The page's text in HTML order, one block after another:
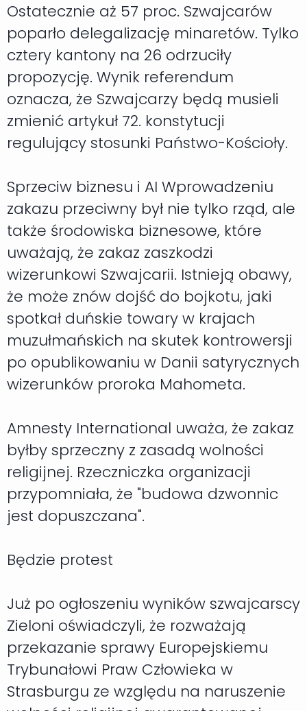
Ostatecznie aż 57 proc. Szwajcarów
poparło delegalizację minaretów. Tylko
cztery kantony na 26 odrzuciły
propozycję. Wynik referendum
oznacza, że Szwajcarzy będą musieli
zmienić artykuł 72. konstytucji
regulujący stosunki Państwo-Kościoły.
Sprzeciw biznesu i AI Wprowadzeniu
zakazu przeciwny był nie tylko rząd, ale
także środowiska biznesowe, które
uważają, że zakaz zaszkodzi
wizerunkowi Szwajcarii. Istnieją obawy,
że może znów dojść do bojkotu, jaki
spotkał duńskie towary w krajach
muzułmańskich na skutek kontrowersji
po opublikowaniu w Danii satyrycznych
wizerunków proroka Mahometa.
Amnesty International uważa, że zakaz
byłby sprzeczny z zasadą wolności
religijnej. Rzeczniczka organizacji
przypomniała, że "budowa dzwonnic
jest dopuszczana".
Będzie protest
Już po ogłoszeniu wyników szwajcarscy
Zieloni oświadczyli, że rozważają
przekazanie sprawy Europejskiemu
Trybunałowi Praw Człowieka w
Strasburgu ze względu na naruszenie